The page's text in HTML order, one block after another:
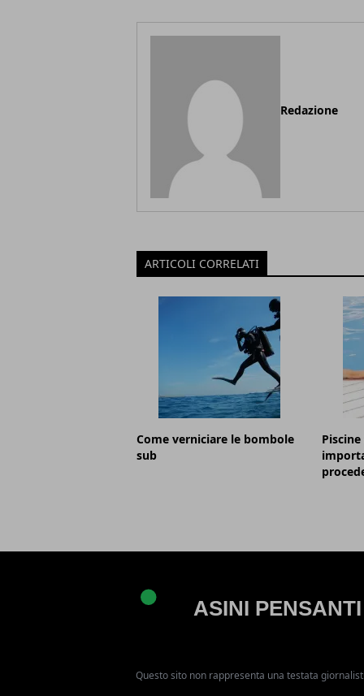
Redazione
ARTICOLI CORRELATI
Come verniciare le bombole
sub
Questo sito non rappresenta una testata